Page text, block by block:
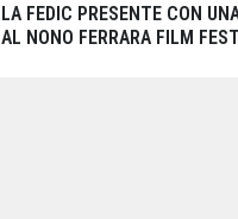
LA FEDIC PRESENTE CON
AL NONO FERRARA FILM